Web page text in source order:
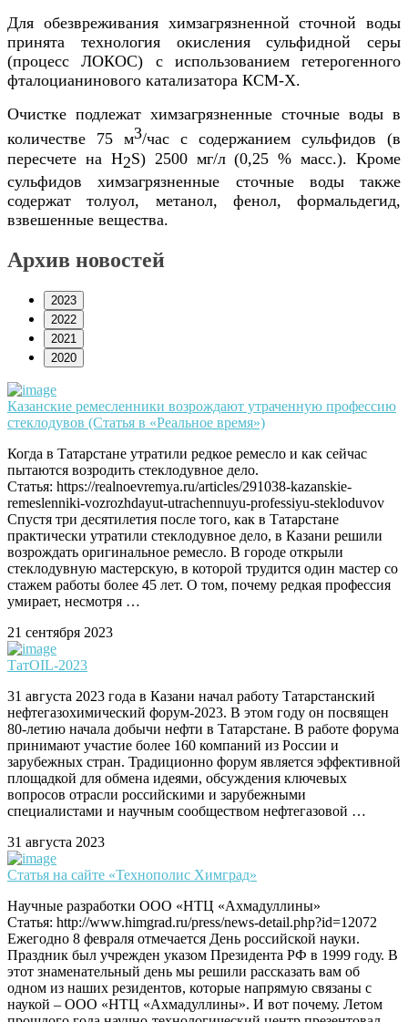
Для обезвреживания химзагрязненной сточной воды
принята технология окисления сульфидной серы
(процесс ЛОКОС) с использованием гетерогенного
фталоцианинового катализатора КСМ-Х.
Очистке подлежат химзагрязненные сточные воды в
количестве 75 м3/час с содержанием сульфидов (в
пересчете на H2S) 2500 мг/л (0,25 % масс.). Кроме
сульфидов химзагрязненные сточные воды также
содержат толуол, метанол, фенол, формальдегид,
взвешенные вещества.
Архив новостей
2023
2022
2021
2020
Казанские ремесленники возрождают утраченную профессию
стеклодувов (Статья в «Реальное время»)
Когда в Татарстане утратили редкое ремесло и как сейчас
пытаются возродить стеклодувное дело.
Статья: https://realnoevremya.ru/articles/291038-kazanskie-
remeslenniki-vozrozhdayut-utrachennuyu-professiyu-stekloduvov
Спустя три десятилетия после того, как в Татарстане
практически утратили стеклодувное дело, в Казани решили
возрождать оригинальное ремесло. В городе открыли
стеклодувную мастерскую, в которой трудится один мастер со
стажем работы более 45 лет. О том, почему редкая профессия
умирает, несмотря …
21 сентября 2023
ТатOIL-2023
31 августа 2023 года в Казани начал работу Татарстанский
нефтегазохимический форум-2023. В этом году он посвящен
80-летию начала добычи нефти в Татарстане. В работе форума
принимают участие более 160 компаний из России и
зарубежных стран. Традиционно форум является эффективной
площадкой для обмена идеями, обсуждения ключевых
вопросов отрасли российскими и зарубежными
специалистами и научным сообществом нефтегазовой …
31 августа 2023
Статья на сайте «Технополис Химград»
Научные разработки ООО «НТЦ «Ахмадуллины»
Статья: http://www.himgrad.ru/press/news-detail.php?id=12072
Ежегодно 8 февраля отмечается День российской науки.
Праздник был учрежден указом Президента РФ в 1999 году. В
этот знаменательный день мы решили рассказать вам об
одном из наших резидентов, которые напрямую связаны с
наукой – ООО «НТЦ «Ахмадуллины». И вот почему. Летом